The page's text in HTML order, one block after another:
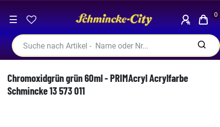
☰ 0
Chromoxidgrün grün 60ml - PRIMAcryl Acrylfarbe
Schmincke 13 573 011